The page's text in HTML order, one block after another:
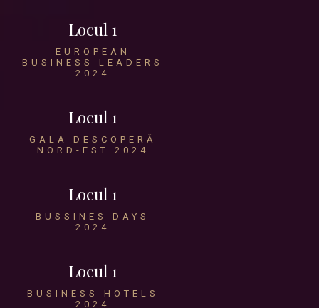
Locul 1
EUROPEAN
BUSINESS LEADERS
2024
Locul 1
GALA DESCOPERĂ
NORD-EST 2024
Locul 1
BUSSINES DAYS
2024
Locul 1
BUSINESS HOTELS
2024